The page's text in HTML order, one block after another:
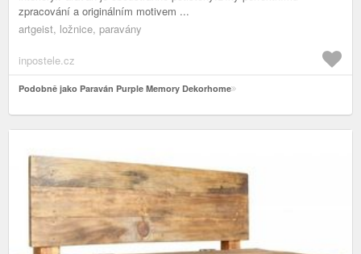
zpracování a originálním motivem ...
artgeist, ložnice, paravány
inpostele.cz
Podobně jako Paraván Purple Memory Dekorhome